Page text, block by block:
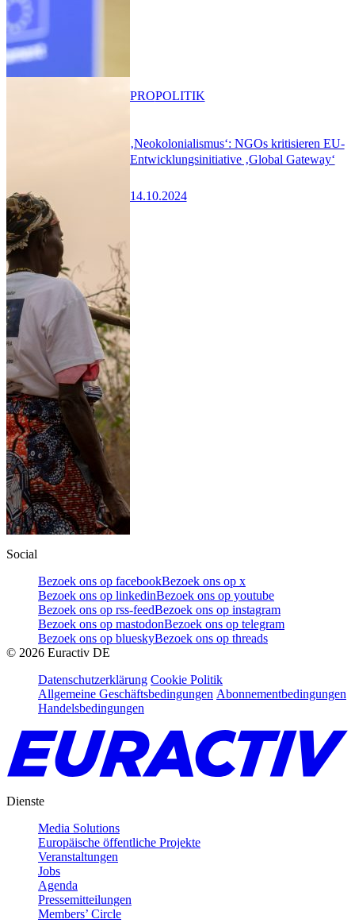
‚Neokolonialismus‘: NGOs kritisieren EU-
Entwicklungsinitiative ‚Global Gateway‘
14.10.2024
PROPOLITIK
Social
Bezoek ons op facebookBezoek ons op x
Bezoek ons op linkedinBezoek ons op youtube
Bezoek ons op rss-feedBezoek ons op instagram
Bezoek ons op mastodonBezoek ons op telegram
Bezoek ons op blueskyBezoek ons op threads
© 2026 Euractiv DE
Datenschutzerklärung Cookie Politik
Allgemeine Geschäftsbedingungen Abonnementbedingungen
Handelsbedingungen
Dienste
Media Solutions
Europäische öffentliche Projekte
Veranstaltungen
Jobs
Agenda
Pressemitteilungen
Members’ Circle